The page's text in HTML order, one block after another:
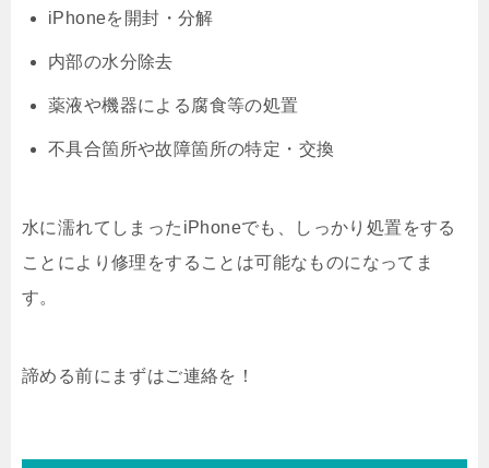
iPhoneを開封・分解
内部の水分除去
薬液や機器による腐食等の処置
不具合箇所や故障箇所の特定・交換
水に濡れてしまったiPhoneでも、しっかり処置をする
ことにより修理をすることは可能なものになってま
す。
諦める前にまずはご連絡を！